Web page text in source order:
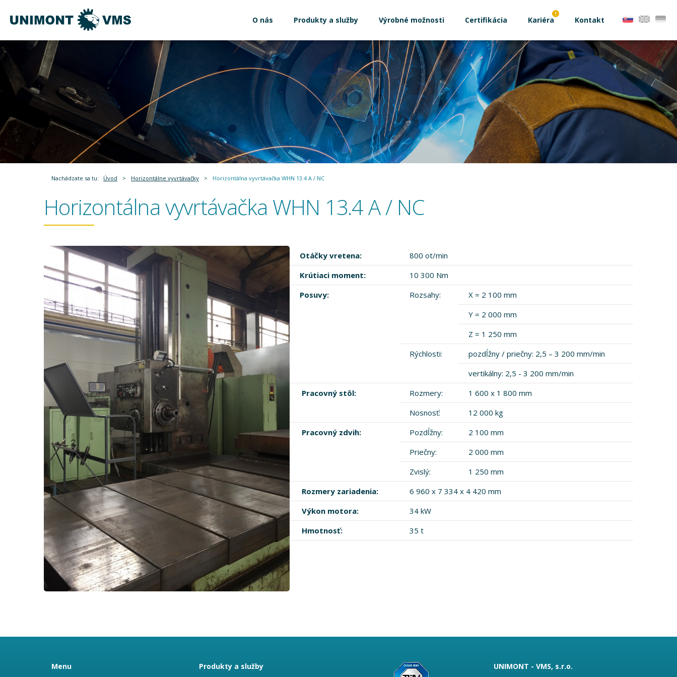
O nás Produkty a služby Výrobné možnosti Certifikácia Kariéra Kontakt
Nachádzate sa tu: Úvod > Horizontálne vyvrtávačky > Horizontálna vyvrtávačka WHN 13.4 A / NC
Horizontálna vyvrtávačka WHN 13.4 A / NC
Otáčky vretena:
800 ot/min
Krútiaci moment:
10 300 Nm
Posuvy:
Rozsahy:
X = 2 100 mm
Y = 2 000 mm
Z = 1 250 mm
Rýchlosti:
pozdĺžny / priečny: 2,5 – 3 200 mm/min
vertikálny: 2,5 - 3 200 mm/min
Pracovný stôl:
Rozmery:
1 600 x 1 800 mm
Nosnosť:
12 000 kg
Pracovný zdvih:
Pozdĺžny:
2 100 mm
Priečny:
2 000 mm
Zvislý:
1 250 mm
Rozmery zariadenia:
6 960 x 7 334 x 4 420 mm
Výkon motora:
34 kW
Hmotnosť:
35 t
Menu Produkty a služby
UNIMONT - VMS, s.r.o.